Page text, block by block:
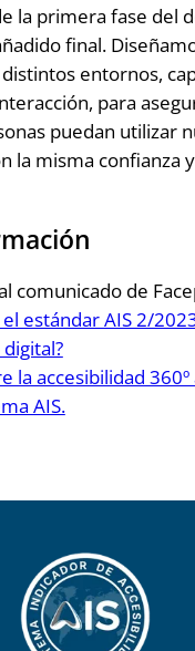
la primera fase del
final.
entornos,
para
puedan utilizar
la misma confianza
comunicado de
el estándar AIS 2/
la accesibilidad
AIS.